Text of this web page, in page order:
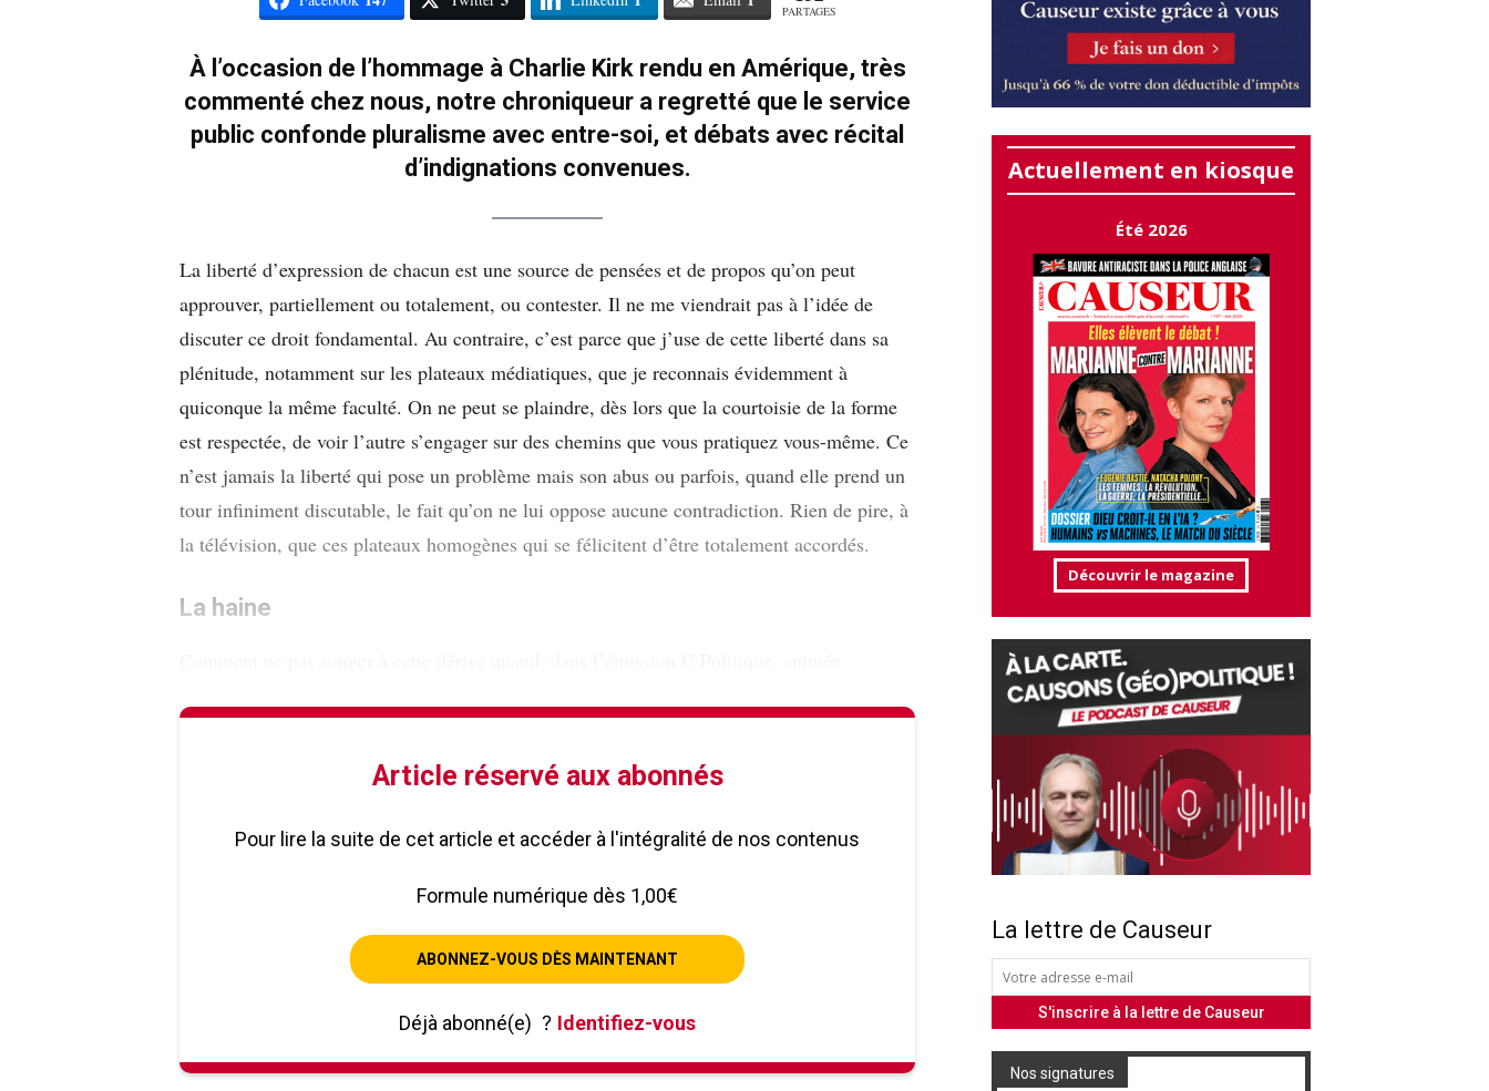
PARTAGES
À l’occasion de l’hommage à Charlie Kirk rendu en Amérique, très
commenté chez nous, notre chroniqueur a regretté que le service
public confonde pluralisme avec entre-soi, et débats avec récital
d’indignations convenues.
La liberté d’expression de chacun est une source de pensées et de propos qu’on peut
approuver, partiellement ou totalement, ou contester. Il ne me viendrait pas à l’idée de
discuter ce droit fondamental. Au contraire, c’est parce que j’use de cette liberté dans sa
plénitude, notamment sur les plateaux médiatiques, que je reconnais évidemment à
quiconque la même faculté. On ne peut se plaindre, dès lors que la courtoisie de la forme
est respectée, de voir l’autre s’engager sur des chemins que vous pratiquez vous-même. Ce
n’est jamais la liberté qui pose un problème mais son abus ou parfois, quand elle prend un
tour infiniment discutable, le fait qu’on ne lui oppose aucune contradiction. Rien de pire, à
la télévision, que ces plateaux homogènes qui se félicitent d’être totalement accordés.
La haine
Article réservé aux abonnés
Pour lire la suite de cet article et accéder à l'intégralité de nos contenus
Formule numérique dès 1,00€
ABONNEZ-VOUS DÈS MAINTENANT
Déjà abonné(e) ? Identifiez-vous
Actuellement en kiosque
Été 2026
Découvrir le magazine
La lettre de Causeur
Nos signatures